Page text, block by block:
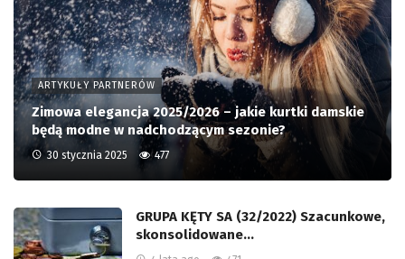
ARTYKUŁY PARTNERÓW
Zimowa elegancja 2025/2026 – jakie kurtki damskie
będą modne w nadchodzącym sezonie?
30 stycznia 2025 477
GRUPA KĘTY SA (32/2022) Szacunkowe,
skonsolidowane…